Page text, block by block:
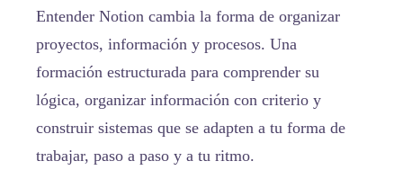
Entender Notion cambia la forma de organizar
proyectos, información y procesos. Una
formación estructurada para comprender su
lógica, organizar información con criterio y
construir sistemas que se adapten a tu forma de
trabajar, paso a paso y a tu ritmo.